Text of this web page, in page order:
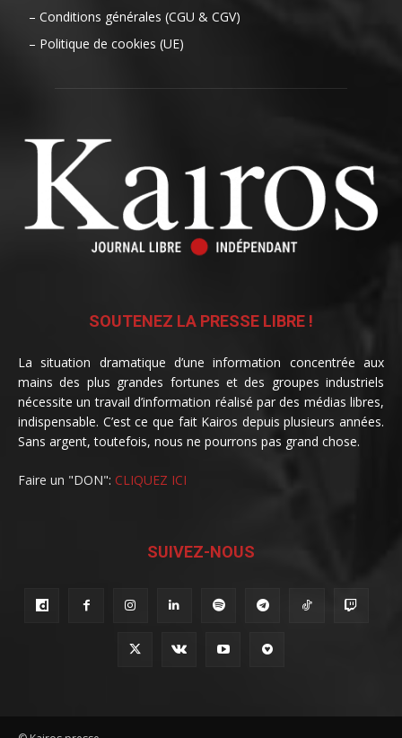
– Conditions générales (CGU & CGV)
– Politique de cookies (UE)
SOUTENEZ LA PRESSE LIBRE !
La situation dramatique d’une information concentrée aux
mains des plus grandes fortunes et des groupes industriels
nécessite un travail d’information réalisé par des médias libres,
indispensable. C’est ce que fait Kairos depuis plusieurs années.
Sans argent, toutefois, nous ne pourrons pas grand chose.
Faire un "DON": CLIQUEZ ICI
SUIVEZ-NOUS